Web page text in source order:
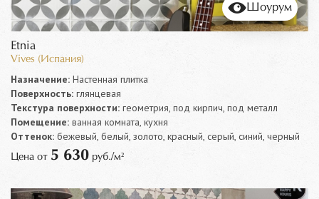
Шоурум
Etnia
Vives (Испания)
Назначение: Настенная плитка
Поверхность: глянцевая
Текстура поверхности: геометрия, под кирпич, под металл
Помещение: ванная комната, кухня
Оттенок: бежевый, белый, золото, красный, серый, синий, черный
Цена от 5 630 руб./м²